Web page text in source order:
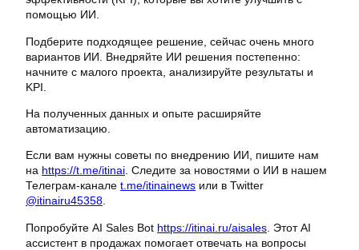
помощью ИИ.
Подберите подходящее решение, сейчас очень много
вариантов ИИ. Внедряйте ИИ решения постепенно:
начните с малого проекта, анализируйте результаты и
KPI.
На полученных данных и опыте расширяйте
автоматизацию.
Если вам нужны советы по внедрению ИИ, пишите нам
на https://t.me/itinai. Следите за новостями о ИИ в нашем
Телеграм-канале t.me/itinainews или в Twitter
@itinairu45358.
Попробуйте AI Sales Bot https://itinai.ru/aisales . Этот AI
ассистент в продажах помогает отвечать на вопросы